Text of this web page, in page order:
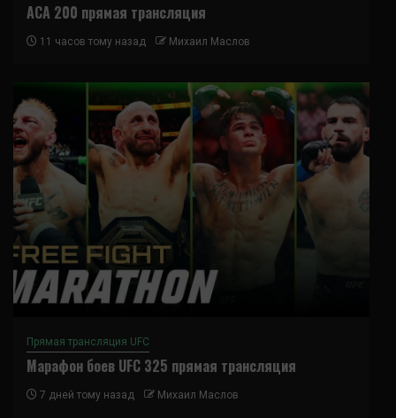
ACA 200 прямая трансляция
11 часов тому назад Михаил Маслов
Прямая трансляция UFC
Марафон боев UFC 325 прямая трансляция
7 дней тому назад Михаил Маслов